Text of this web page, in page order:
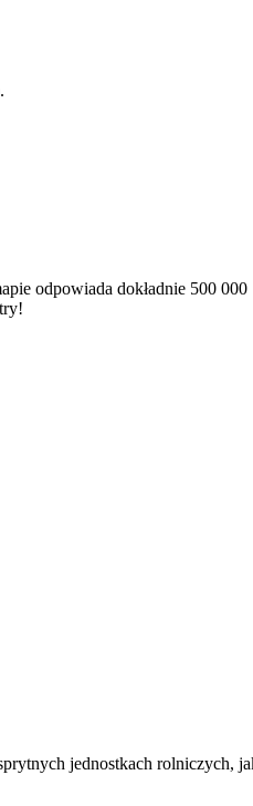
odpowiada dokładnie 500 000
jednostkach rolniczych,